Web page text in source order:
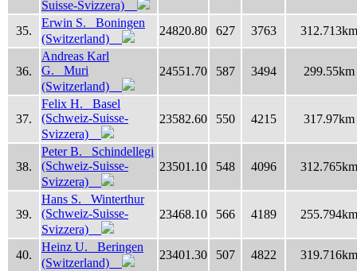
Suisse-Svizzera)
35.
Erwin S. Boningen
(Switzerland)
24820.80 627 3763 312.713km
36.
Andreas Karl
G. Muri
(Switzerland)
24551.70 587 3494 299.55km
37.
Felix H. Basel
(Schweiz-Suisse-
Svizzera)
23582.60 550 4215 317.97km
38.
Peter B. Schindellegi
(Schweiz-Suisse-
Svizzera)
23501.10 548 4096 312.765km
39.
Hans S. Winterthur
(Schweiz-Suisse-
Svizzera)
23468.10 566 4189 255.794km
40.
Heinz U. Beringen
(Switzerland)
23401.30 507 4822 319.716km